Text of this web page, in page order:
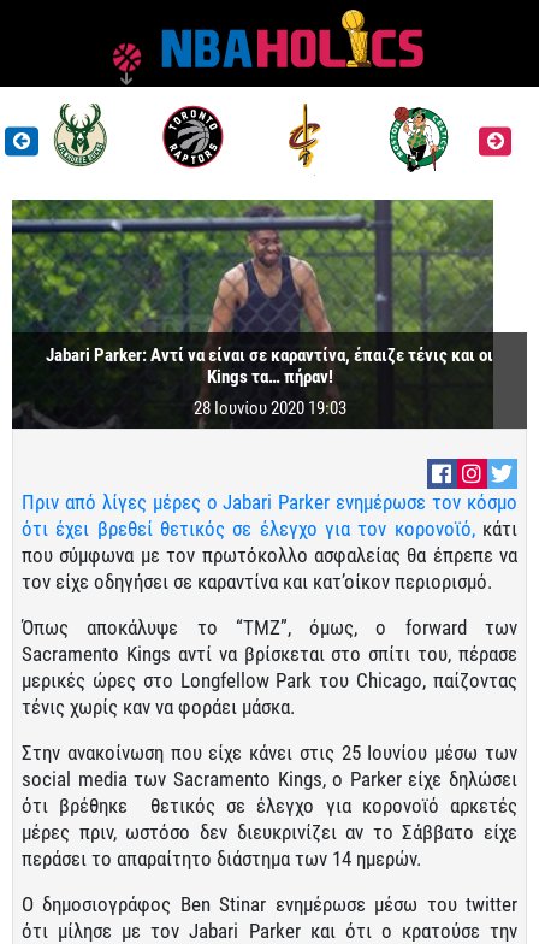
Jabari Parker: Αντί να είναι σε καραντίνα, έπαιζε τένις και οι
Kings τα… πήραν!
28 Ιουνίου 2020 19:03
Πριν από λίγες μέρες ο Jabari Parker ενημέρωσε τον κόσμο
ότι έχει βρεθεί θετικός σε έλεγχο για τον κορονοϊό,κάτι
που σύμφωνα με τον πρωτόκολλο ασφαλείας θα έπρεπε να
τον είχε οδηγήσει σε καραντίνα και κατ’οίκον περιορισμό.
Όπως αποκάλυψε το “TMZ”, όμως, ο forward των
Sacramento Kings αντί να βρίσκεται στο σπίτι του, πέρασε
μερικές ώρες στο Longfellow Park του Chicago, παίζοντας
τένις χωρίς καν να φοράει μάσκα.
Στην ανακοίνωση που είχε κάνει στις 25 Ιουνίου μέσω των
social media των Sacramento Kings, ο Parker είχε δηλώσει
ότι βρέθηκε θετικός σε έλεγχο για κορονοϊό αρκετές
μέρες πριν, ωστόσο δεν διευκρινίζει αν το Σάββατο είχε
περάσει το απαραίτητο διάστημα των 14 ημερών.
O δημοσιογράφος Ben Stinar ενημέρωσε μέσω του twitter
ότι μίλησε με τον Jabari Parker και ότι ο κρατούσε την